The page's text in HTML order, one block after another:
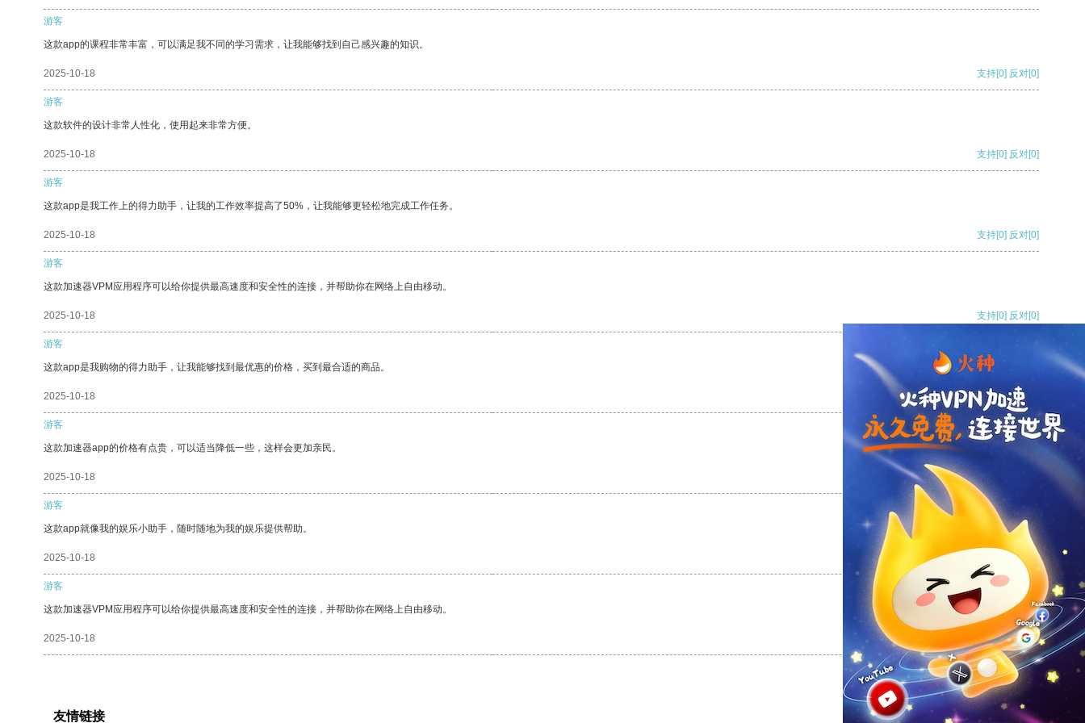
游客
这款app的课程非常丰富，可以满足我不同的学习需求，让我能够找到自己感兴趣的知识。
2025-10-18 支持[0] 反对[0]
游客
这款软件的设计非常人性化，使用起来非常方便。
2025-10-18 支持[0] 反对[0]
游客
这款app是我工作上的得力助手，让我的工作效率提高了50%，让我能够更轻松地完成工作任务。
2025-10-18 支持[0] 反对[0]
游客
这款加速器VPM应用程序可以给你提供最高速度和安全性的连接，并帮助你在网络上自由移动。
2025-10-18 支持[0] 反对[0]
游客
这款app是我购物的得力助手，让我能够找到最优惠的价格，买到最合适的商品。
2025-10-18 支持[0] 反对
游客
这款加速器app的价格有点贵，可以适当降低一些，这样会更加亲民。
2025-10-18 支持
游客
这款app就像我的娱乐小助手，随时随地为我的娱乐提供帮助。
2025-10-18 反对 [0]
游客
这款加速器VPM应用程序可以给你提供最高速度和安全性的连接，并帮助你在网络上自由移动。
2025-10-18 支持[0] 反对[0]
友情链接